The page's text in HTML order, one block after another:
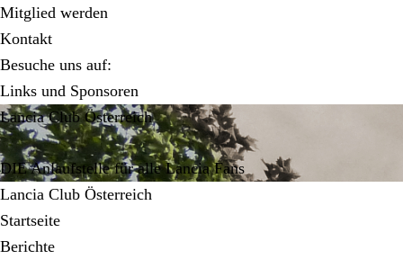
Zur
Hauptnavigation
springen
Zum
Inhalt
springen
Zur
Seitenspalte
springen
Mitglied werden
Kontakt
Besuche uns auf:
Links und Sponsoren
Lancia Club Österreich
DIE Anlaufstelle für alle Lancia Fans
Lancia Club Österreich
Startseite
Berichte